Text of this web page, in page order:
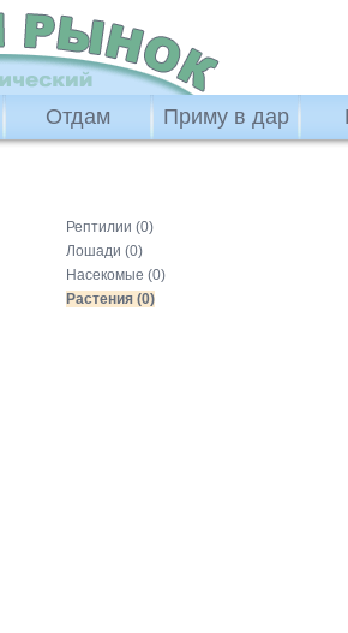
Отдам Приму в дар
Рептилии (0)
Лошади (0)
Насекомые (0)
Растения (0)